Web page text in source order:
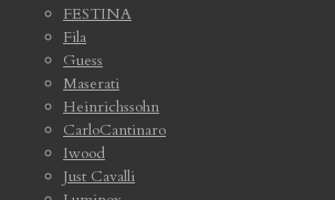
FESTINA
Fila
Guess
Maserati
Heinrichssohn
CarloCantinaro
Iwood
Just Cavalli